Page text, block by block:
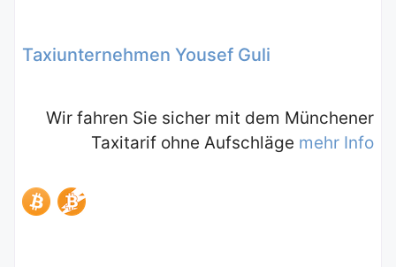
Taxiunternehmen Yousef Guli
Wir fahren Sie sicher mit dem Münchener
Taxitarif ohne Aufschläge mehr Info